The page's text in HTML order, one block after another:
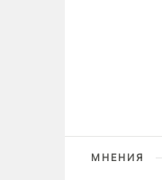
МНЕНИЯ